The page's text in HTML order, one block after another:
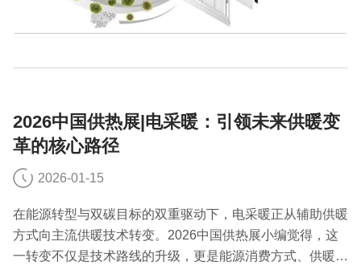
2026中国供热展|电采暖：引领未来供暖变
革的核心路径
2026-01-15
在能源转型与双碳目标的双重驱动下，电采暖正从辅助供暖
方式向主流供暖技术转变。2026中国供热展小编觉得，这
一转变不仅是技术路线的升级，更是能源消费方式、供暖理